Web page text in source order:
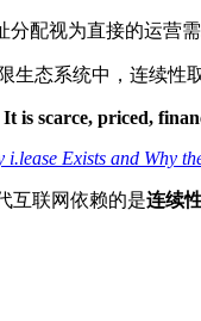
配视为直接的运营
生态系统中，连续性
is scarce, priced,
i.lease Exists and Why
互联网依赖的是连续